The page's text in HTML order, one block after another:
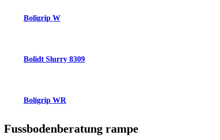
Boligrip W
Bolidt Slurry 8309
Boligrip WR
Fussbodenberatung rampe